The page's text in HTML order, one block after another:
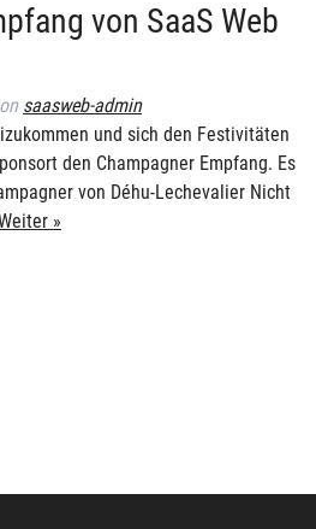
von SaaS Web
saasweb-admin
und sich den Festivitäten
den Champagner Empfang. Es
von Déhu-Lechevalier Nicht
»